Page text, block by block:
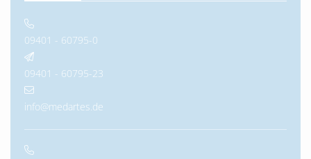
09401 - 60795-0
09401 - 60795-23
info@medartes.de